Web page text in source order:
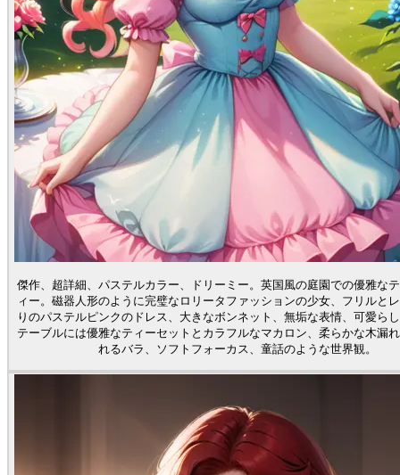
傑作、超詳細、パステルカラー、ドリーミー。英国風の庭園での優雅な
ィー。磁器人形のように完璧なロリータファッションの少女、フリルと
りのパステルピンクのドレス、大きなボンネット、無垢な表情、可愛ら
テーブルには優雅なティーセットとカラフルなマカロン、柔らかな木漏
れるバラ、ソフトフォーカス、童話のような世界観。